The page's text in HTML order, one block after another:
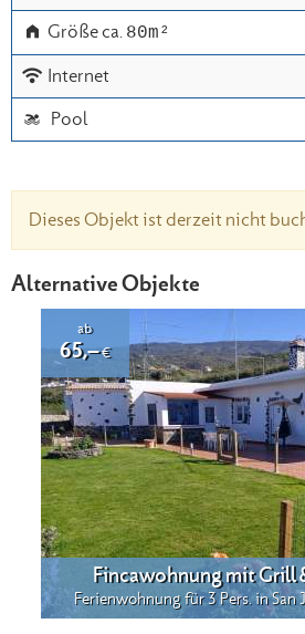
Größe ca. 80m²
Internet
Pool
Dieses Objekt ist derzeit nicht
Alternative Objekte
Fincawohnung mit Grill
Ferienwohnung für 3 Pers. in San
ab
65,–€